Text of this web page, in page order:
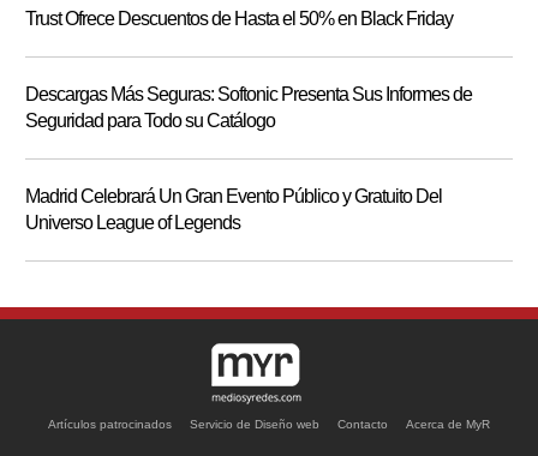
Trust Ofrece Descuentos de Hasta el 50% en Black Friday
Descargas Más Seguras: Softonic Presenta Sus Informes de
Seguridad para Todo su Catálogo
Madrid Celebrará Un Gran Evento Público y Gratuito Del
Universo League of Legends
Artículos patrocinados Servicio de Diseño web Contacto Acerca de MyR